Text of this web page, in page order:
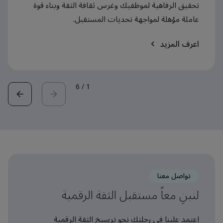
تحقيق الرفاهية لموظفيك وغرس ثقافة الثقة وبناء قوة
عاملة مؤهلة لمواجهة تحديات المستقبل.
اعرف المزيد
1
/
6
تواصل معنا
لنبنِ معاً مستقبل الثقة الرقمية
اعتمد علينا في رحلتك نحو ترسيخ الثقة الرقمية